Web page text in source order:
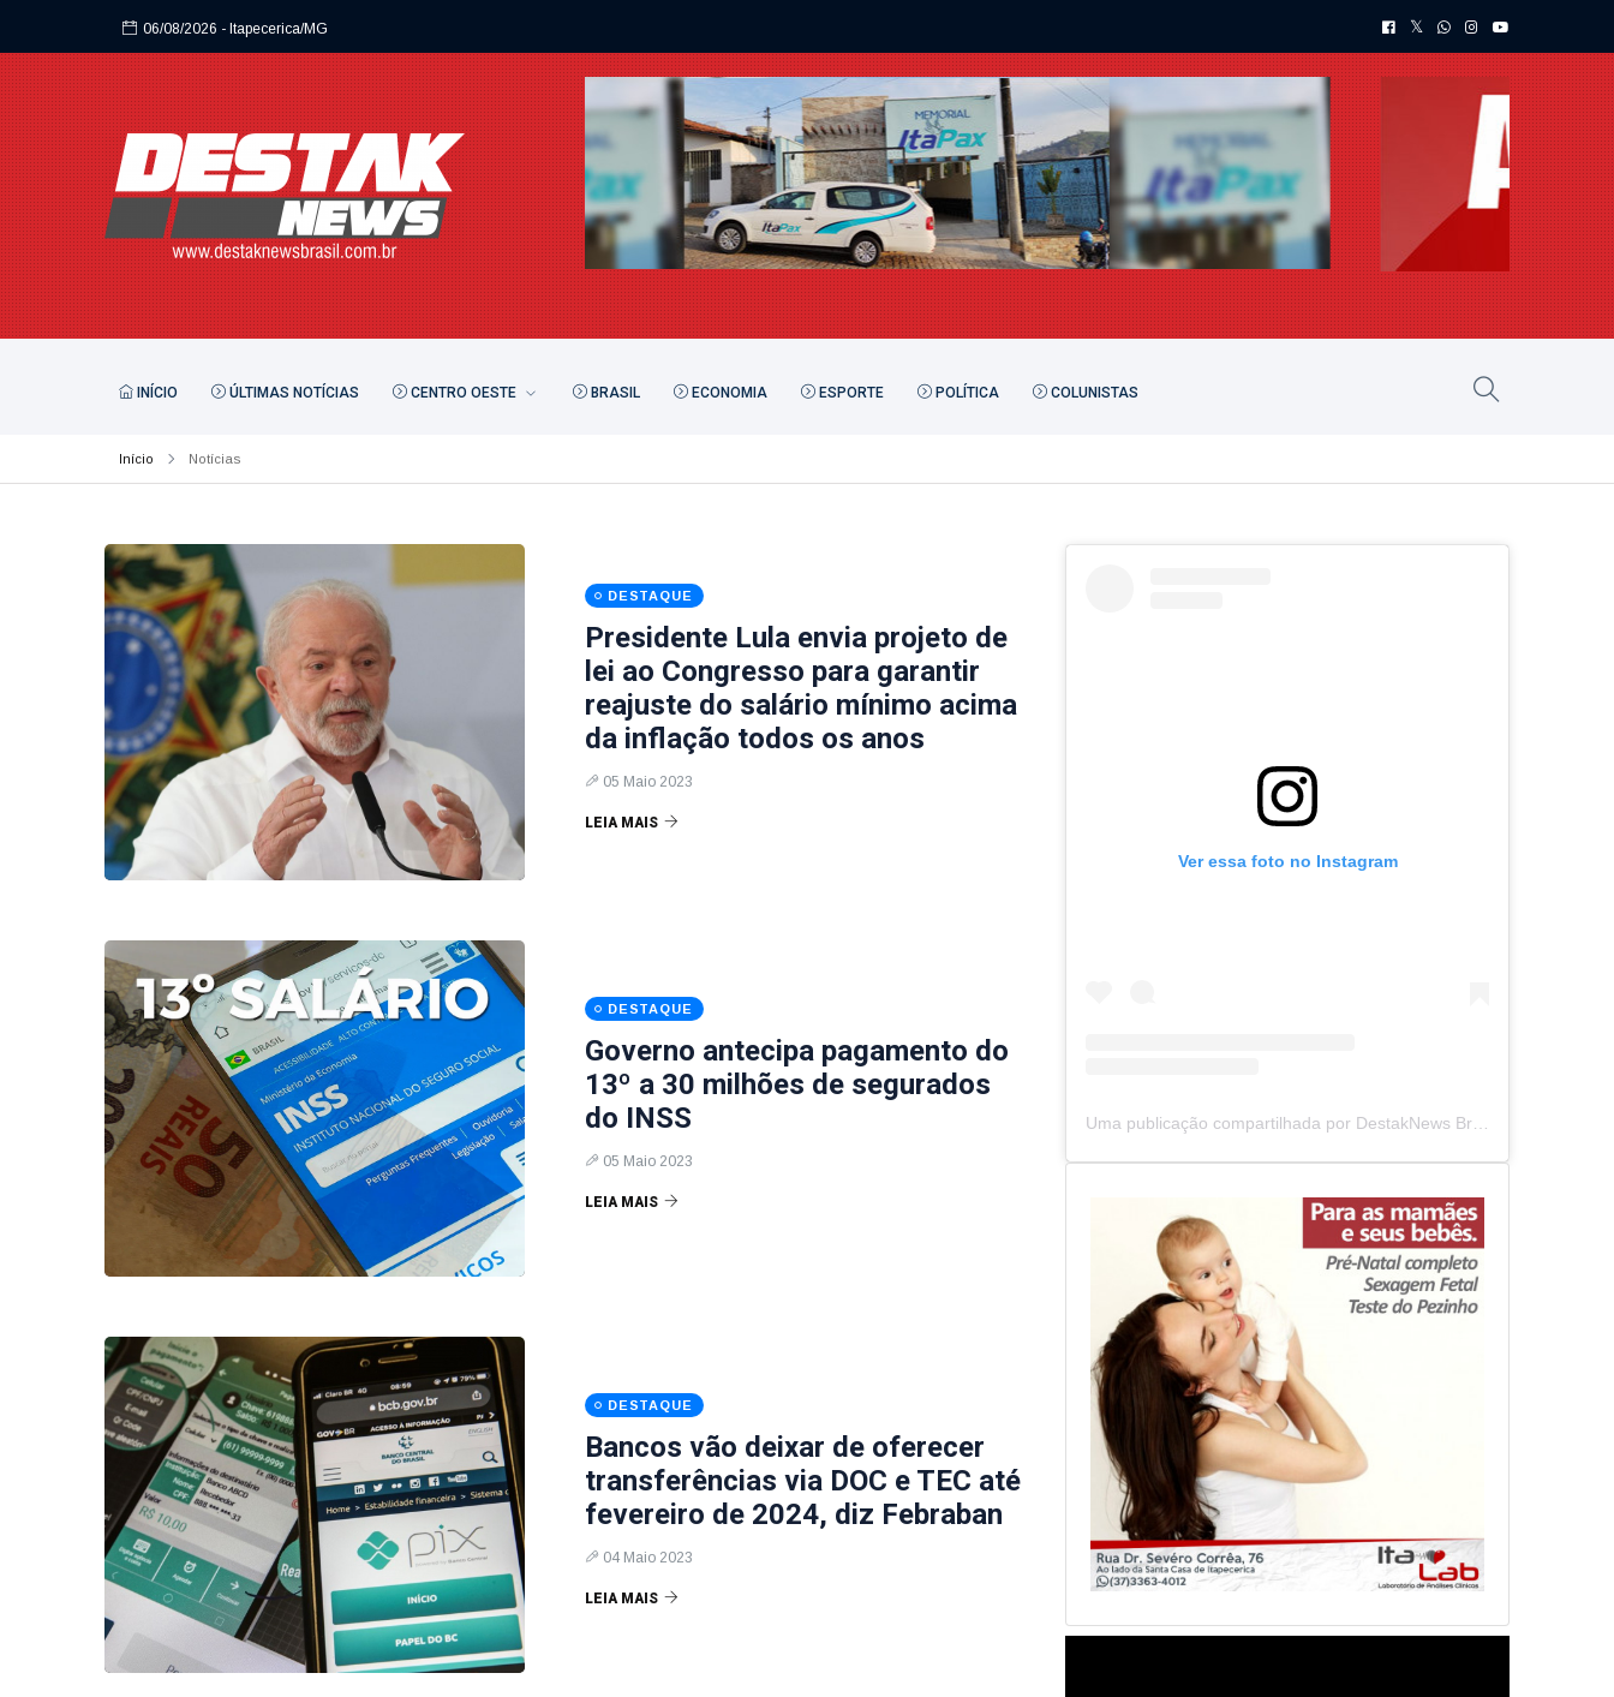
06/08/2026 - Itapecerica/MG
INÍCIO ÚLTIMAS NOTÍCIAS CENTRO OESTE BRASIL ECONOMIA ESPORTE POLÍTICA COLUNISTAS
Início Notícias
DESTAQUE
Presidente Lula envia projeto de
lei ao Congresso para garantir
reajuste do salário mínimo acima
da inflação todos os anos
05 Maio 2023
LEIA MAIS
DESTAQUE
Governo antecipa pagamento do
13º a 30 milhões de segurados
do INSS
05 Maio 2023
LEIA MAIS
DESTAQUE
Bancos vão deixar de oferecer
transferências via DOC e TEC até
fevereiro de 2024, diz Febraban
04 Maio 2023
LEIA MAIS
Ver essa foto no Instagram